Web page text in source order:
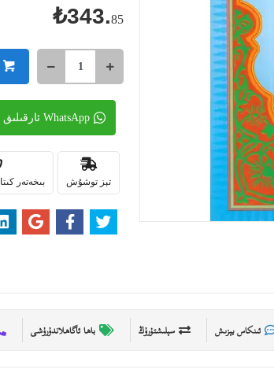
₺343.85
WhatsApp ئارقىلىق ئالاقىلىشىڭ
تېز توشۇش بىخەتەر
ئىنكاس يېزىش سېلىشتۇرۇڭ باھا ئاگاھلاندۇرۇشى